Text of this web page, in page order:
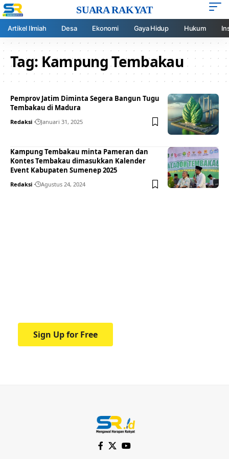
SUARA RAKYAT
Artikel Ilmiah Desa Ekonomi Gaya Hidup Hukum
Tag:Kampung Tembakau
Pemprov Jatim Diminta Segera Bangun Tugu
Tembakau di Madura
Redaksi Januari 31, 2025
Kampung Tembakau minta Pameran dan
Kontes Tembakau dimasukkan Kalender
Event Kabupaten Sumenep 2025
Redaksi Agustus 24, 2024
Sign Up for Free